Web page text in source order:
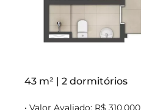
43 m² | 2 dormitórios
• Valor Avaliado: R$ 310.000